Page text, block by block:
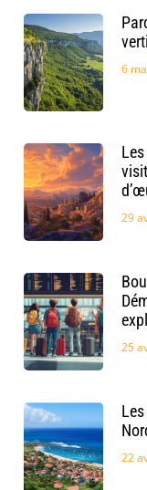
6
29
25
22